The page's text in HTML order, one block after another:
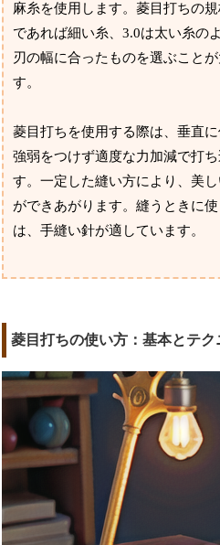
麻糸を使用します。菱目打ちの
であれば細い糸、3.0は太い糸の
刃の幅に合ったものを選ぶこと
す。
菱目打ちを使用する際は、垂直に
強弱をつけず適度な力加減で打ち
す。一定した縫い方により、美し
ができあがります。縫うときに
は、手縫い針が適しています。
菱目打ちの使い方：基本とテク